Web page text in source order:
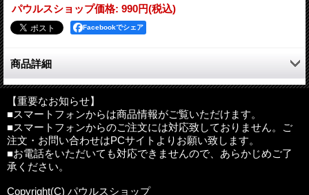
パウルスショップ価格: 990円(税込)
Facebookでシェア
商品詳細
小さな小窓に付いた数字の日に開けていき、クリスマスまでの日
を心静かにカウントします。
クリスマスカードとして12月までに是非送ってください。
サイズ：アドベントカレンダー27×27cm、封筒28×28cm
輸入国：北アイルランド
【重要なお知らせ】
■スマートフォンからは商品情報がご覧いただけます。
■スマートフォンからのご注文には対応致しておりません。ご
注文・お問い合わせはPCサイトよりお願い致します。
■お電話をいただいても対応できませんので、あらかじめご了
承ください。
Copyright(C) パウルスショップ